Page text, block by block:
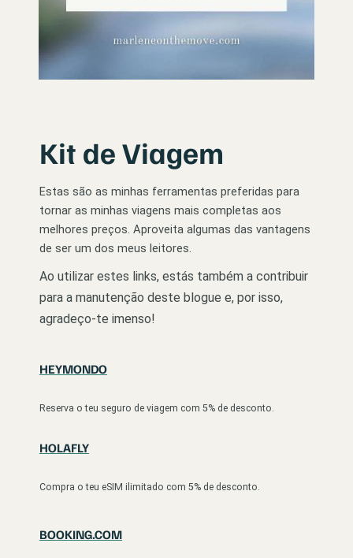
Kit de Viagem
Estas são as minhas ferramentas preferidas para
tornar as minhas viagens mais completas aos
melhores preços. Aproveita algumas das vantagens
de ser um dos meus leitores.
Ao utilizar estes links, estás também a contribuir
para a manutenção deste blogue e, por isso,
agradeço-te imenso!
HEYMONDO
Reserva o teu seguro de viagem com 5% de desconto.
HOLAFLY
Compra o teu eSIM ilimitado com 5% de desconto.
BOOKING.COM